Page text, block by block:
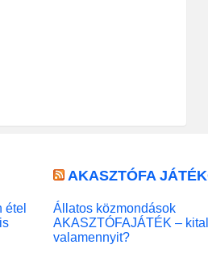
étel
AKASZTÓFA
Állatos közmondások
AKASZTÓFAJÁTÉK –
valamennyit?